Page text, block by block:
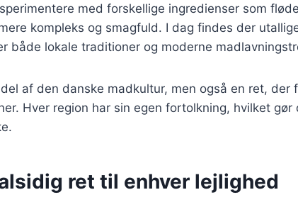
med forskellige ingredienser som
kompleks og smagfuld. I dag findes der
både lokale traditioner og moderne
af den danske madkultur, men også en ret, der
Hver region har sin egen fortolkning, hvilket gør
ret til enhver lejlighed